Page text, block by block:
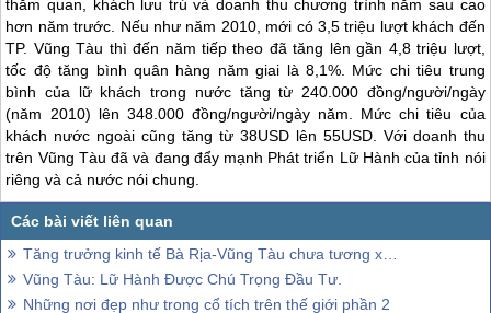
thăm quan, khách lưu trú và doanh thu chương trình năm sau cao
hơn năm trước. Nếu như năm 2010, mới có 3,5 triệu lượt khách đến
TP. Vũng Tàu thì đến năm tiếp theo đã tăng lên gần 4,8 triệu lượt,
tốc độ tăng bình quân hàng năm giai là 8,1%. Mức chi tiêu trung
bình của lữ khách trong nước tăng từ 240.000 đồng/người/ngày
(năm 2010) lên 348.000 đồng/người/ngày năm. Mức chi tiêu của
khách nước ngoài cũng tăng từ 38USD lên 55USD. Với doanh thu
trên Vũng Tàu đã và đang đẩy mạnh Phát triển Lữ Hành của tỉnh nói
riêng và cả nước nói chung.
Tăng trưởng kinh tế Bà Rịa-Vũng Tàu chưa tương xứng với tiềm năng-Lợi thế về hành trình
Vũng Tàu: Lữ Hành Được Chú Trọng Đầu Tư.
Những nơi đẹp như trong cổ tích trên thế giới phần 2